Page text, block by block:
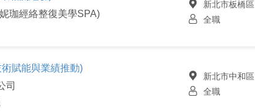
珈經絡整復美學SPA)
新北市板橋區
全職
術賦能與業績推動)
司
新北市中和區
全職